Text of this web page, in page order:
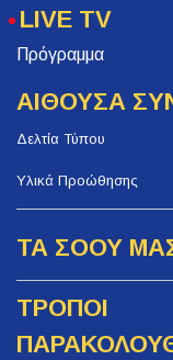
LIVE TV
Πρόγραμμα
ΑΙΘΟΥΣΑ
Δελτία Τύπου
Υλικά Προώθησης
ΤΑ ΣΟΟΥ
ΤΡΟΠΟΙ